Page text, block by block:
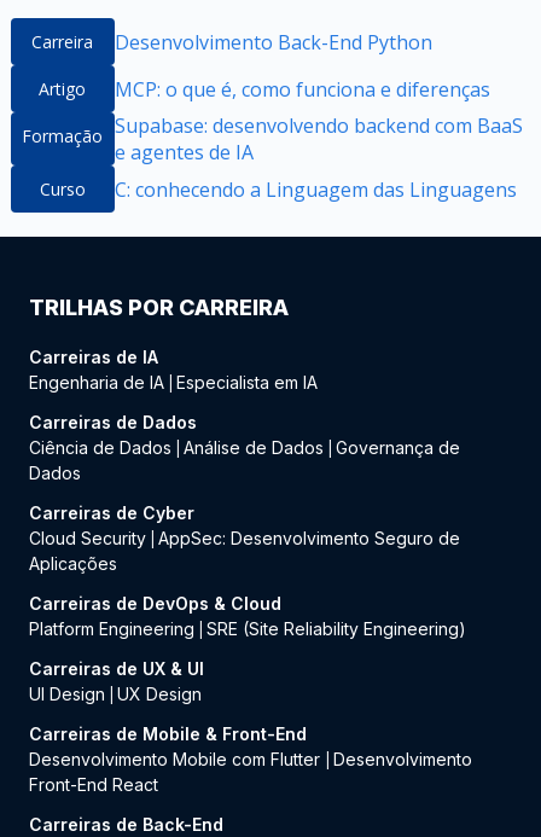
Carreira Desenvolvimento Back-End Python
Artigo MCP: o que é, como funciona e diferenças
Formação Supabase: desenvolvendo backend com BaaS
e agentes de IA
Curso C: conhecendo a Linguagem das Linguagens
TRILHAS POR CARREIRA
Carreiras de IA
Engenharia de IA Especialista em IA
Carreiras de Dados
Ciência de Dados
Análise de Dados
Governança de
Dados
Carreiras de Cyber
Cloud Security AppSec: Desenvolvimento Seguro de
Aplicações
Carreiras de DevOps & Cloud
Platform Engineering
SRE (Site Reliability Engineering)
Carreiras de UX & UI
UI Design
UX Design
Carreiras de Mobile & Front-End
Desenvolvimento Mobile com Flutter
Desenvolvimento
Front-End React
Carreiras de Back-End